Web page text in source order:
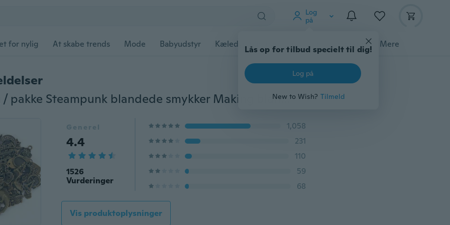
Log
på
for nylig At skabe trends Mode Babyudstyr Kæledyrstilbehør Gadgets Værktøj Mere
Vintage 50g / pakke Steampunk blandede smykker Making blandede charme vedhæng Tilfældig form DIY håndværk
Generel
4.4
1526
Vurderinger
1,058
231
110
59
68
Vis produktoplysninger